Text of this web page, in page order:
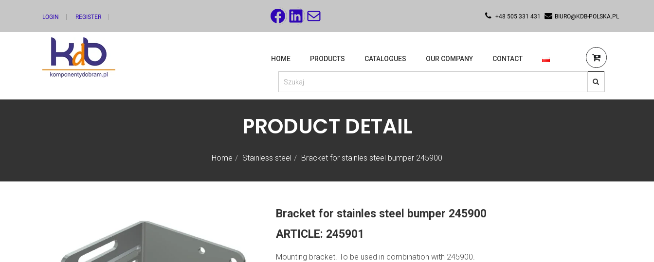
LOGIN REGISTER FACEBOOK
LINKEDIN
MAIL +48 505 331 431 BIURO@KDB-POLSKA.PL
HOME PRODUCTS CATALOGUES OUR COMPANY CONTACT
Home Stainless steel Bracket for stainles steel bumper 245900
PRODUCT DETAIL
Bracket for stainles steel bumper 245900
ARTICLE: 245901
Mounting bracket. To be used in combination with 245900.